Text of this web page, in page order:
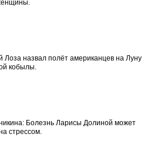
Лоза назвал полёт американцев на Луну
кобылы.
Болезнь Ларисы Долиной может
стрессом.